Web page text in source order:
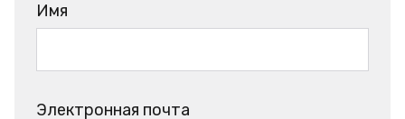
Имя
Электронная почта